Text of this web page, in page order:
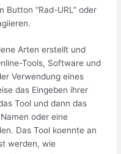
Button “Rad-URL” oder
Arten erstellt und
Tools, Software und
Verwendung eines
das Eingeben ihrer
Tool und dann das
oder eine
Das Tool koennte an
werden, wie